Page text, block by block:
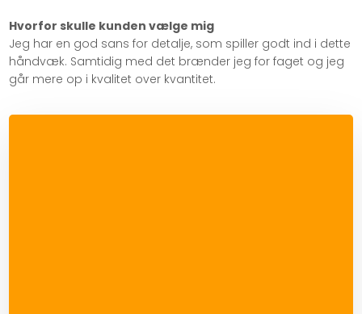
Hvorfor skulle kunden vælge mig
Jeg har en god sans for detalje, som spiller godt ind i dette
håndvæk. Samtidig med det brænder jeg for faget og jeg
går mere op i kvalitet over kvantitet.​